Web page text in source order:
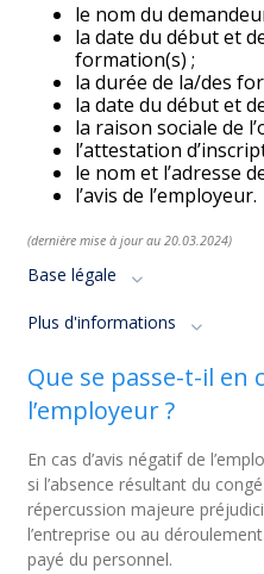
le nom du
la date du début et
formation(s) ;
la durée de la/des
la date du début et
la raison sociale de
l’attestation
le nom et l’adresse
l’avis de l’employeur.
(dernière mise à jour au 20.03.2024)
Base légale
Plus d'informations
Que se passe-t-il en
l’employeur ?
En cas d’avis négatif de
si l’absence résultant du
répercussion majeure
l’entreprise ou au
payé du personnel.